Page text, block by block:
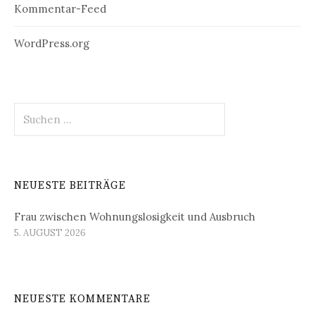
Kommentar-Feed
WordPress.org
nach:
NEUESTE BEITRÄGE
Frau zwischen Wohnungslosigkeit und Ausbruch
5. AUGUST 2026
NEUESTE KOMMENTARE